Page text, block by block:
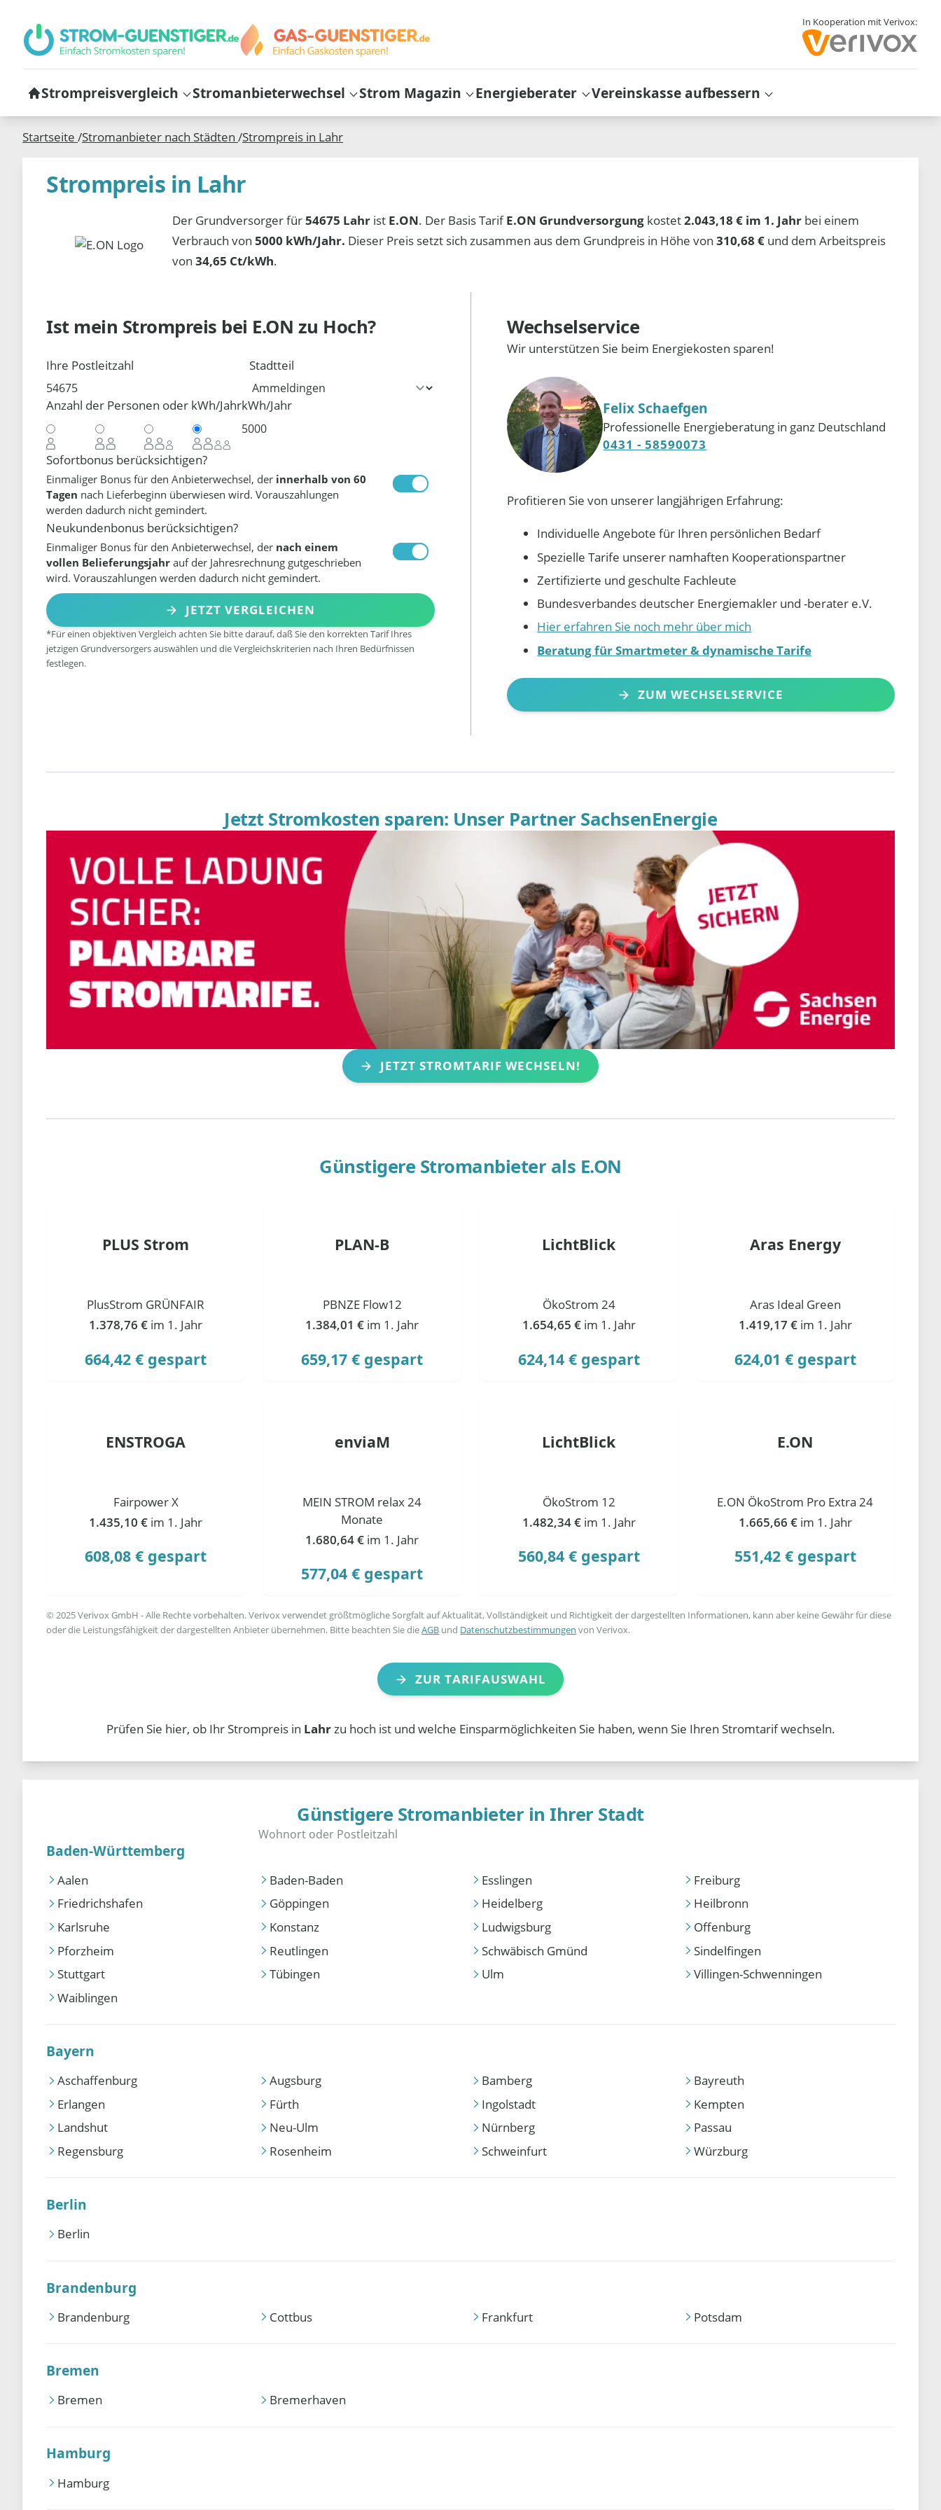
In Kooperation mit Verivox:
Strompreisvergleich Stromanbieterwechsel Strom Magazin Energieberater Vereinskasse aufbessern
Startseite /Stromanbieter nach Städten /Strompreis in Lahr
Strompreis in Lahr
Der Grundversorger für54675 Lahr ist E.ON. Der Basis TarifE.ON Grundversorgung kostet2.043,18 € im 1. Jahr bei einem
Verbrauch von5000 kWh/Jahr. Dieser Preis setzt sich zusammen aus dem Grundpreis in Höhe von310,68 € und dem Arbeitspreis
von34,65 Ct/kWh.
Ist mein Strompreis bei E.ON zu Hoch?
Ihre Postleitzahl Stadtteil
Anzahl der Personen oder kWh/JahrkWh/Jahr
Sofortbonus berücksichtigen?
Einmaliger Bonus für den Anbieterwechsel, der innerhalb von 60
Tagen nach Lieferbeginn überwiesen wird. Vorauszahlungen
werden dadurch nicht gemindert.
Neukundenbonus berücksichtigen?
Einmaliger Bonus für den Anbieterwechsel, der nach einem
vollen Belieferungsjahr auf der Jahresrechnung gutgeschrieben
wird. Vorauszahlungen werden dadurch nicht gemindert.
JETZT VERGLEICHEN
*Für einen objektiven Vergleich achten Sie bitte darauf, daß Sie den korrekten Tarif Ihres
jetzigen Grundversorgers auswählen und die Vergleichskriterien nach Ihren Bedürfnissen
festlegen.
Wechselservice
Wir unterstützen Sie beim Energiekosten sparen!
Felix Schaefgen
Professionelle Energieberatung in ganz Deutschland
0431 - 58590073
Profitieren Sie von unserer langjährigen Erfahrung:
Individuelle Angebote für Ihren persönlichen Bedarf
Spezielle Tarife unserer namhaften Kooperationspartner
Zertifizierte und geschulte Fachleute
Bundesverbandes deutscher Energiemakler und -berater e.V.
Hier erfahren Sie noch mehr über mich
Beratung für Smartmeter & dynamische Tarife
ZUM WECHSELSERVICE
Jetzt Stromkosten sparen: Unser Partner SachsenEnergie
JETZT STROMTARIF WECHSELN!
Günstigere Stromanbieter als E.ON
PLUS Strom
PlusStrom GRÜNFAIR
1.378,76 € im 1. Jahr
664,42 € gespart
PLAN-B
PBNZE Flow12
1.384,01 € im 1. Jahr
659,17 € gespart
LichtBlick
ÖkoStrom 24
1.654,65 € im 1. Jahr
624,14 € gespart
Aras Energy
Aras Ideal Green
1.419,17 € im 1. Jahr
624,01 € gespart
ENSTROGA
Fairpower X
1.435,10 € im 1. Jahr
608,08 € gespart
enviaM
MEIN STROM relax 24
Monate
1.680,64 € im 1. Jahr
577,04 € gespart
LichtBlick
ÖkoStrom 12
1.482,34 € im 1. Jahr
560,84 € gespart
E.ON
E.ON ÖkoStrom Pro Extra 24
1.665,66 € im 1. Jahr
551,42 € gespart
© 2025 Verivox GmbH - Alle Rechte vorbehalten. Verivox verwendet größtmögliche Sorgfalt auf Aktualität, Vollständigkeit und Richtigkeit der dargestellten Informationen, kann aber keine Gewähr für diese
oder die Leistungsfähigkeit der dargestellten Anbieter übernehmen. Bitte beachten Sie dieAGB und Datenschutzbestimmungen von Verivox.
ZUR TARIFAUSWAHL
Prüfen Sie hier, ob Ihr Strompreis in Lahrzu hoch ist und welche Einsparmöglichkeiten Sie haben, wenn Sie Ihren Stromtarif wechseln.
Günstigere Stromanbieter in Ihrer Stadt
Baden-Württemberg
Aalen Baden-Baden Esslingen
Freiburg
Friedrichshafen
Göppingen Heidelberg
Heilbronn
Karlsruhe
Konstanz Ludwigsburg
Offenburg
Pforzheim
Reutlingen Schwäbisch Gmünd
Sindelfingen
Stuttgart
Tübingen Ulm
Villingen-Schwenningen
Waiblingen
Bayern
Aschaffenburg Augsburg Bamberg
Bayreuth
Erlangen
Fürth Ingolstadt
Kempten
Landshut
Neu-Ulm Nürnberg
Passau
Regensburg
Rosenheim Schweinfurt Würzburg
Berlin
Berlin
Brandenburg
Brandenburg Cottbus Frankfurt Potsdam
Bremen
Bremen Bremerhaven
Hamburg
Hamburg